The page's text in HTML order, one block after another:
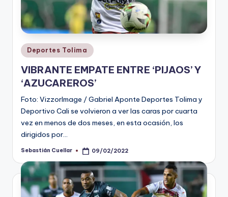
n
t
o
Publicado
en
Deportes Tolima
VIBRANTE EMPATE ENTRE ‘PIJAOS’ Y
‘AZUCAREROS’
Foto: VizzorImage / Gabriel Aponte Deportes Tolima y
Deportivo Cali se volvieron a ver las caras por cuarta
vez en menos de dos meses, en esta ocasión, los
dirigidos por…
Publicado
Sebastián Cuellar 09/02/2022